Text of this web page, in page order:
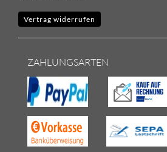
Vertrag widerrufen
ZAHLUNGSARTEN